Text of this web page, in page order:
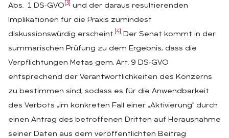
Abs. 1 DS‑GVO [3]
und der daraus resultierenden
Implikationen für die Praxis zumindest
diskussionswürdig erscheint. [4]
Der Senat kommt in der
summarischen Prüfung zu dem Ergebnis, dass die
Verpflichtungen Metas gem. Art. 9 DS‑GVO
entsprechend der Verantwortlichkeiten des Konzerns
zu bestimmen sind, sodass es für die Anwendbarkeit
des Verbots „im konkreten Fall einer „Aktivierung” durch
einen Antrag des betroffenen Dritten auf Herausnahme
seiner Daten aus dem veröffentlichten Beitrag